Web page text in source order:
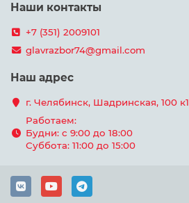
Наши контакты
+7 (351) 2009101
glavrazbor74@gmail.com
Наш адрес
г. Челябинск, Шадринская, 100 к1
Работаем:
Будни: с 9:00 до 18:00
Суббота: 11:00 до 15:00